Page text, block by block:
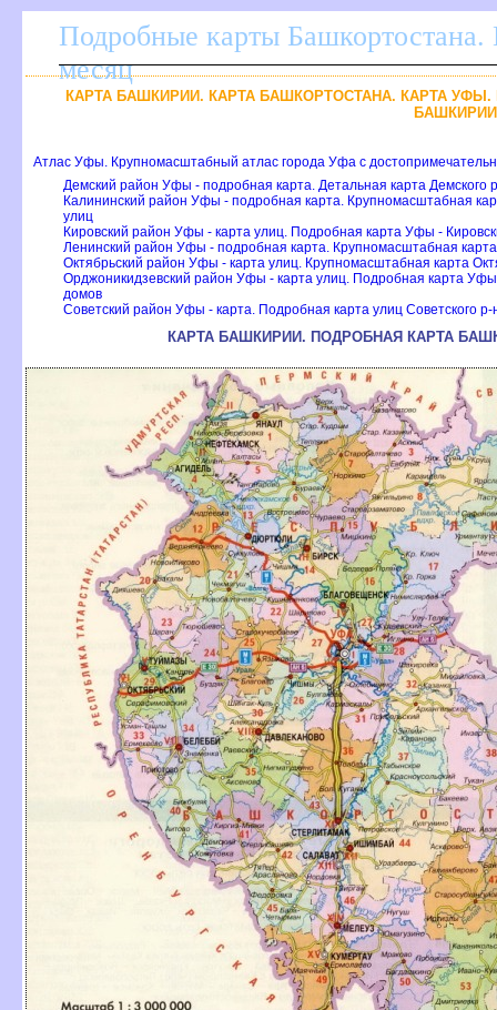
Подробные карты
месяц
КАРТА БАШКИРИИ. КАРТА БАШКОРТОСТАНА. КАРТА
БАШКИРИИ
Атлас Уфы. Крупномасштабный атлас города Уфа с
Демский район Уфы - подробная карта. Детальная карта
Калининский район Уфы - подробная карта. Крупномасштабная
улиц
Кировский район Уфы - карта улиц. Подробная карта Уфы -
Ленинский район Уфы - подробная карта. Крупномасштабная
Октябрьский район Уфы - карта улиц. Крупномасштабная карта
Орджоникидзевский район Уфы - карта улиц. Подробная карта
домо
Советский район Уфы - карта. Подробная карта улиц Советского
КАРТА БАШКИРИИ. ПОДРОБНАЯ КАРТА